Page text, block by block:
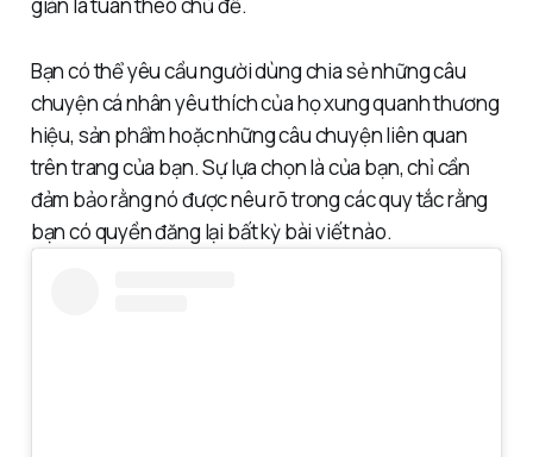
Bạn có thể yêu cầu người dùng chia sẻ những câu
chuyện cá nhân yêu thích của họ xung quanh thương
hiệu, sản phẩm hoặc những câu chuyện liên quan
trên trang của bạn. Sự lựa chọn là của bạn, chỉ cần
đảm bảo rằng nó được nêu rõ trong các quy tắc rằng
bạn có quyền đăng lại bất kỳ bài viết nào.